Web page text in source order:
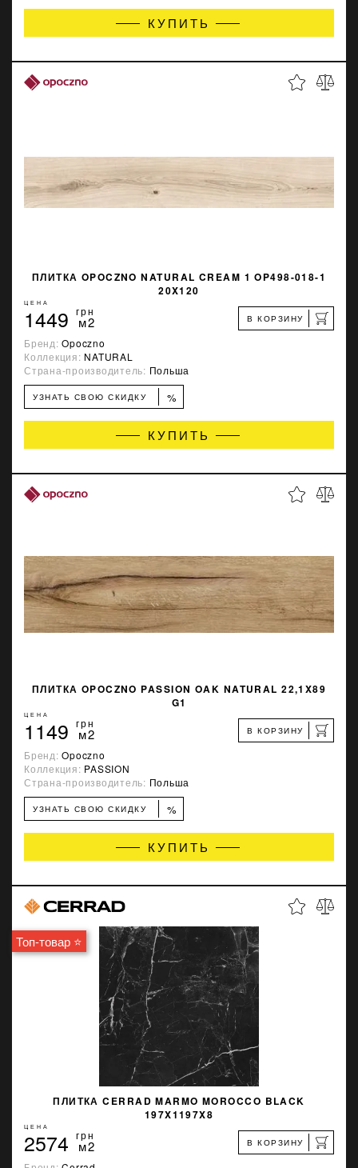
КУПИТЬ
ПЛИТКА OPOCZNO NATURAL CREAM 1 OP498-018-1
20X120
ЦЕНА
1449 грн
м2 В КОРЗИНУ
Бренд:Opoczno
Коллекция: NATURAL
Страна-производитель: Польша
УЗНАТЬ СВОЮ СКИДКУ %
КУПИТЬ
ПЛИТКА OPOCZNO PASSION OAK NATURAL 22,1X89
G1
ЦЕНА
1149 грн
м2 В КОРЗИНУ
Бренд:Opoczno
Коллекция: PASSION
Страна-производитель: Польша
УЗНАТЬ СВОЮ СКИДКУ %
КУПИТЬ
Топ-товар ⭐
ПЛИТКА CERRAD MARMO MOROCCO BLACK
197X1197X8
ЦЕНА
2574 грн
м2 В КОРЗИНУ